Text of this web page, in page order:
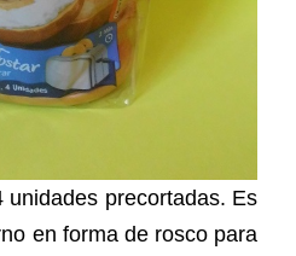
unidades precortadas. Es
en forma de rosco para